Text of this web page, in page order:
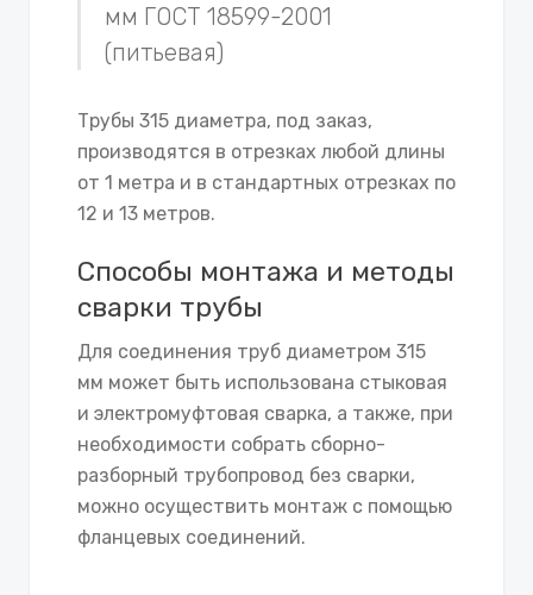
мм ГОСТ 18599-2001
(питьевая)
Трубы 315 диаметра, под заказ,
производятся в отрезках любой длины
от 1 метра и в стандартных отрезках по
12 и 13 метров.
Способы монтажа и методы
сварки трубы
Для соединения труб диаметром 315
мм может быть использована стыковая
и электромуфтовая сварка, а также, при
необходимости собрать сборно-
разборный трубопровод без сварки,
можно осуществить монтаж с помощью
фланцевых соединений.